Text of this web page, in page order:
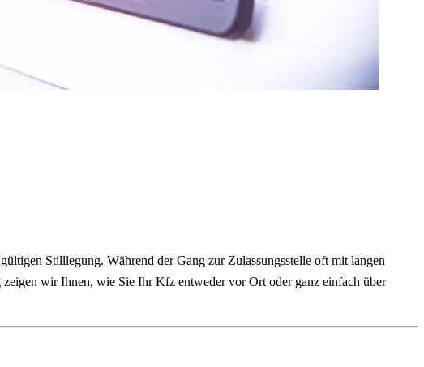
Stilllegung. Während der Gang zur Zulassungsstelle oft mit langen
wir Ihnen, wie Sie Ihr Kfz entweder vor Ort oder ganz einfach über